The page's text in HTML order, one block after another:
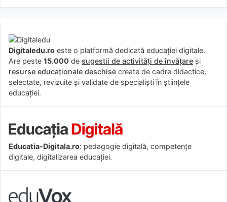
Digitaledu.ro este o platformă dedicată educației digitale.
Are peste 15.000 de sugestii de activități de învățare și
resurse educaționale deschise create de cadre didactice,
selectate, revizuite și validate de specialiști în științele
educației.
Educatia-Digitala.ro: pedagogie digitală, competențe
digitale, digitalizarea educației.